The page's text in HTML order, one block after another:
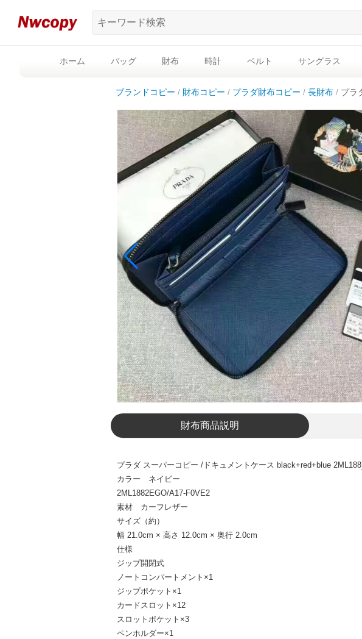
ホーム バッグ 財布 時計 ベルト サングラス
ブランドコピー 財布コピー プラダ財布コピー 長財布 プラ
財布商品説明
プラダ スーパーコピー /ドキュメントケース black+red+blue
カラー ネイビー
2ML1882EGO/A17-F0VE2
素材 カーフレザー
サイズ（約）
幅 21.0cm × 高さ 12.0cm × 奥行 2.0cm
仕様
ジップ開閉式
ノートコンパートメント×1
ジップポケット×1
カードスロット×12
スロットポケット×3
ペンホルダー×1